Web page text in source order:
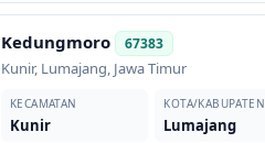
Kedungmoro 67383
Kunir, Lumajang, Jawa Timur
KECAMATAN
Kunir
KOTA/KABUPATEN
Lumajang